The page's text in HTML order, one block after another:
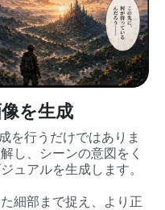
を生成
を行うだけではありま
し、シーンの意図をく
ュアルを生成します。
細部まで捉え、より正